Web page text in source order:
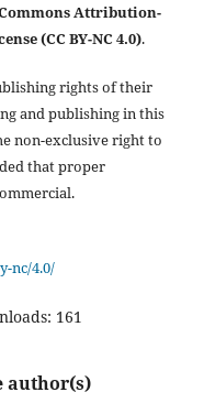
Attribution-
(CC BY-NC 4.0).
rights of their
and publishing in this
non-exclusive right to
that proper
nc/4.0/
161
author(s)